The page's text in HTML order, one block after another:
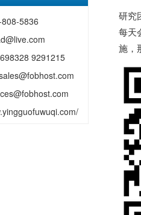
5836
9291215
研究
每天
施，